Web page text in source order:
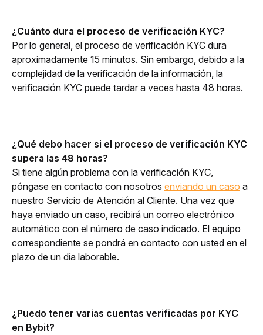
¿Cuánto dura el proceso de verificación KYC?
Por lo general, el proceso de verificación KYC dura
aproximadamente 15 minutos. Sin embargo, debido a la
complejidad de la verificación de la información, la
verificación KYC puede tardar a veces hasta 48 horas.
¿Qué debo hacer si el proceso de verificación KYC
supera las 48 horas?
Si tiene algún problema con la verificación KYC,
póngase en contacto con nosotros enviando un caso a
nuestro Servicio de Atención al Cliente. Una vez que
haya enviado un caso, recibirá un correo electrónico
automático con el número de caso indicado. El equipo
correspondiente se pondrá en contacto con usted en el
plazo de un día laborable.
¿Puedo tener varias cuentas verificadas por KYC
en Bybit?